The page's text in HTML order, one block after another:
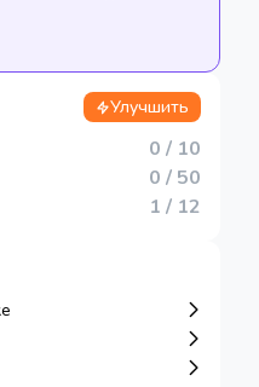
Улучшить
0 / 10
0 / 50
1 / 12